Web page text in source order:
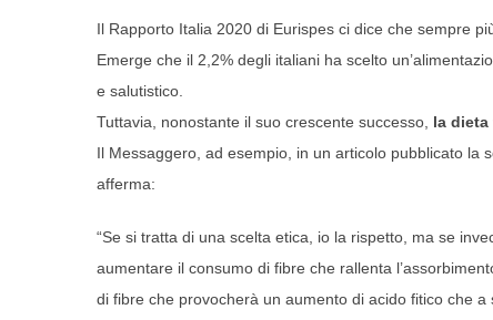
Il Rapporto Italia 2020 di Eurispes ci dice che sempre
Emerge che il 2,2% degli italiani ha scelto
e salutistico.
Tuttavia, nonostante il suo crescente successo, la
Il Messaggero, ad esempio, in un articolo pubblicato la
afferma:
“Se si tratta di una scelta etica, io la rispetto, ma se
aumentare il consumo di fibre che rallenta
di fibre che provocherà un aumento di acido fitico che